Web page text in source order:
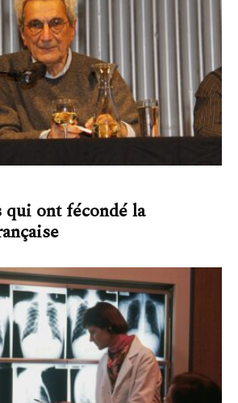
ont fécondé la